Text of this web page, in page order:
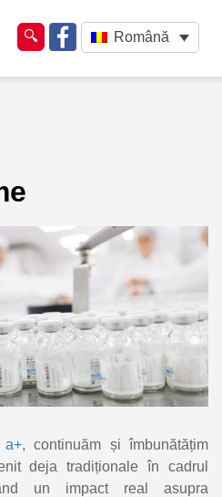
Română
a+, continuăm și îmbunătățim
deja tradiționale în cadrul
un impact real asupra